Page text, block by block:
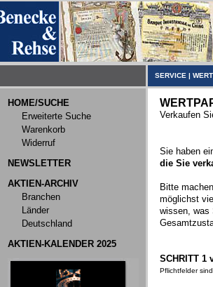
SERVICE |
HOME/SUCHE
Erweiterte Suche
Warenkorb
Widerruf
NEWSLETTER
AKTIEN-ARCHIV
Branchen
Länder
Deutschland
AKTIEN-KALENDER 2025
Verkaufen
Sie haben
die Sie
Bitte
möglichst
wissen, was
SCHRITT 1
Pflichtfelder